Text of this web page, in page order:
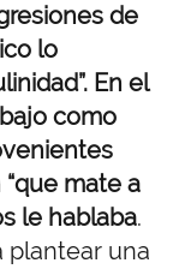
de
lo
En el
como
mate a
le hablaba.
plantear una